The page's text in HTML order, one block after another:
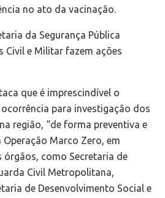
no ato da vacinação.
da Segurança Pública
Civil e Militar fazem ações
que é imprescindível o
para investigação dos
região, “de forma preventiva e
Marco Zero, em
como Secretaria de
Civil Metropolitana,
de Desenvolvimento Social e